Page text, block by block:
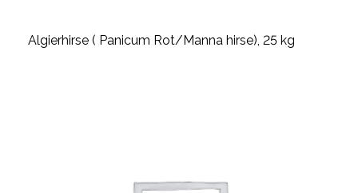
Algierhirse ( Panicum Rot/Manna hirse), 25 kg